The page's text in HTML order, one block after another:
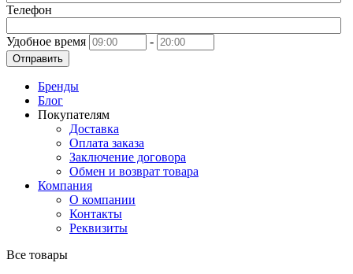
Телефон
Удобное время -
Отправить
Бренды
Блог
Покупателям
Доставка
Оплата заказа
Заключение договора
Обмен и возврат товара
Компания
О компании
Контакты
Реквизиты
Все товары